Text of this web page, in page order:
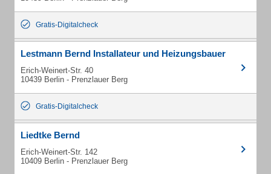
Gratis-Digitalcheck
Lestmann Bernd Installateur und Heizungsbauer
Erich-Weinert-Str. 40
10439 Berlin - Prenzlauer Berg
Gratis-Digitalcheck
Liedtke Bernd
Erich-Weinert-Str. 142
10409 Berlin - Prenzlauer Berg